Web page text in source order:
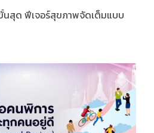
นสุด ฟีเจอร์สุขภาพจัดเต็มแบบ